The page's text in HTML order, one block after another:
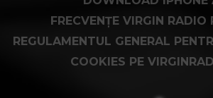
FRECVENȚE VIRGIN RADIO
REGULAMENTUL GENERAL
COOKIES PE